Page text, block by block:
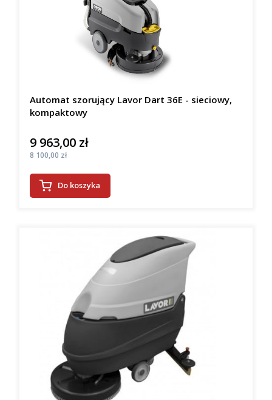
Automat szorujący Lavor Dart 36E - sieciowy,
kompaktowy
Cena
9 963,00 zł
Cena
8 100,00 zł
Do koszyka